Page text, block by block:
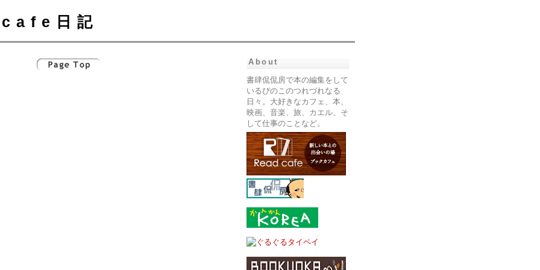
cafe日記
About
書肆侃侃房で本の編集をして
いるぴのこのつれづれなる
日々。大好きなカフェ、本、
映画、音楽、旅、カエル、そ
して仕事のことなど。